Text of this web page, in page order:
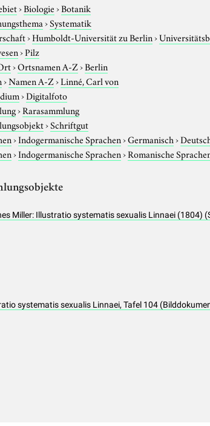
›Biologie›Botanik
›Systematik
›Humboldt-Universität zu Berlin›
›Pilz
›Ortsnamen A-Z›Berlin
›Namen A-Z›Linné, Carl von
›Digitalfoto
›Rarasammlung
›Schriftgut
›Indogermanische Sprachen›Germanisch›
›Indogermanische Sprachen›Romanische
Miller: Illustratio systematis sexualis Linnaei (1804)
systematis sexualis Linnaei, Tafel 104